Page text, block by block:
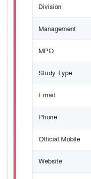
Division
Management
MPO
Study Type
Email
Phone
Official Mobile
Website